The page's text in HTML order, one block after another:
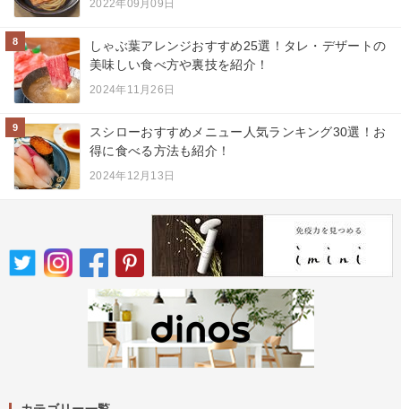
2022年09月09日
8
しゃぶ葉アレンジおすすめ25選！タレ・デザートの
美味しい食べ方や裏技を紹介！
2024年11月26日
9
スシローおすすめメニュー人気ランキング30選！お
得に食べる方法も紹介！
2024年12月13日